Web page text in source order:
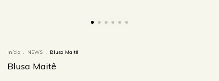
Início . NEWS . Blusa Maitê
Blusa Maitê